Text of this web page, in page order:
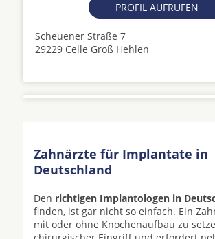
PROFIL AUFRUFEN
Scheuener Straße 7
29229 Celle Groß Hehlen
Zahnärzte für Implantate in
Deutschland
Den richtigen Implantologen in
finden, ist gar nicht so einfach. Ein
mit oder ohne Knochenaufbau zu